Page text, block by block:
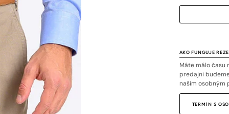
AKO FUNGUJE
Máte málo času
predajni
našim osobným
TERMÍN S